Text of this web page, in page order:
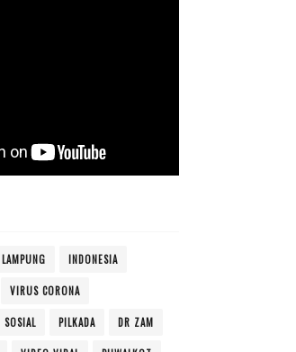
LAMPUNG INDONESIA
VIRUS CORONA
SOSIAL PILKADA DR ZAM